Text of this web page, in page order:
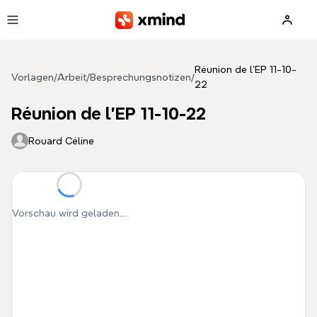
Vorlagen/Arbeit/Besprechungsnotizen/
Réunion de l'EP 11-10-
22
Réunion de l'EP 11-10-22
Rouard Céline
Vorschau wird geladen...